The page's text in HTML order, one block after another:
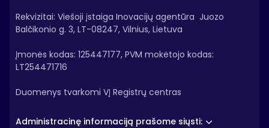
Rekvizitai: Viešoji įstaiga Inovacijų agentūra Juozo
Balčikonio g. 3, LT-08247, Vilnius, Lietuva
Įmonės kodas: 125447177, PVM mokėtojo kodas:
LT254471716
Duomenys tvarkomi VĮ Registrų centras
Administracinę informaciją prašome siųsti: